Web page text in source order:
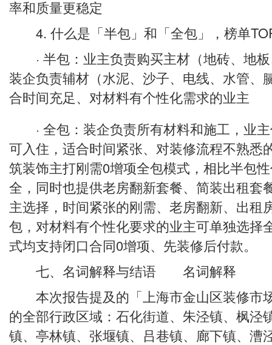
率和质量更稳定
4. 什么是「半包」和「全包」，榜单
· 半包：业主负责购买主材（地砖、地板
装企负责辅材（水泥、沙子、电线、水管、
合时间充足、对材料有个性化需求的业主
· 全包：装企负责所有材料和施工，业主
可入住，适合时间紧张、对装修流程不熟悉
筑装饰主打刚需0增项全包模式，相比半包
全，同时也提供老房翻新套餐、简装出租套
主选择，时间紧张的刚需、老房翻新、出租
包，对材料有个性化要求的业主可单独选择
式均支持闭口合同0增项、先装修后付款。
七、名词解释与结语 名词解释
本次报告提及的「上海市金山区装修市
的全部行政区域：石化街道、朱泾镇、枫泾
镇、亭林镇、张堰镇、吕巷镇、廊下镇、漕